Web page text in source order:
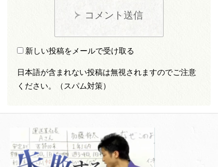
コメント送信
新しい投稿をメールで受け取る
日本語が含まれない投稿は無視されますのでご注意
ください。（スパム対策）